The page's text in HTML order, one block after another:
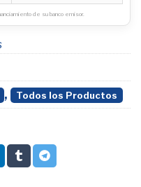
de su banco emisor.
, Todos los Productos